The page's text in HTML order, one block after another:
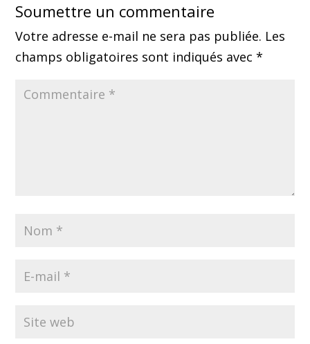
Soumettre un commentaire
Votre adresse e-mail ne sera pas publiée. Les
champs obligatoires sont indiqués avec*